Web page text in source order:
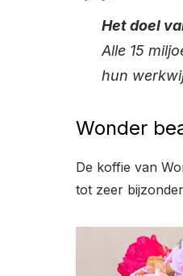
Het doel
Alle 15
hun
Wonder
De koffie van
tot zeer